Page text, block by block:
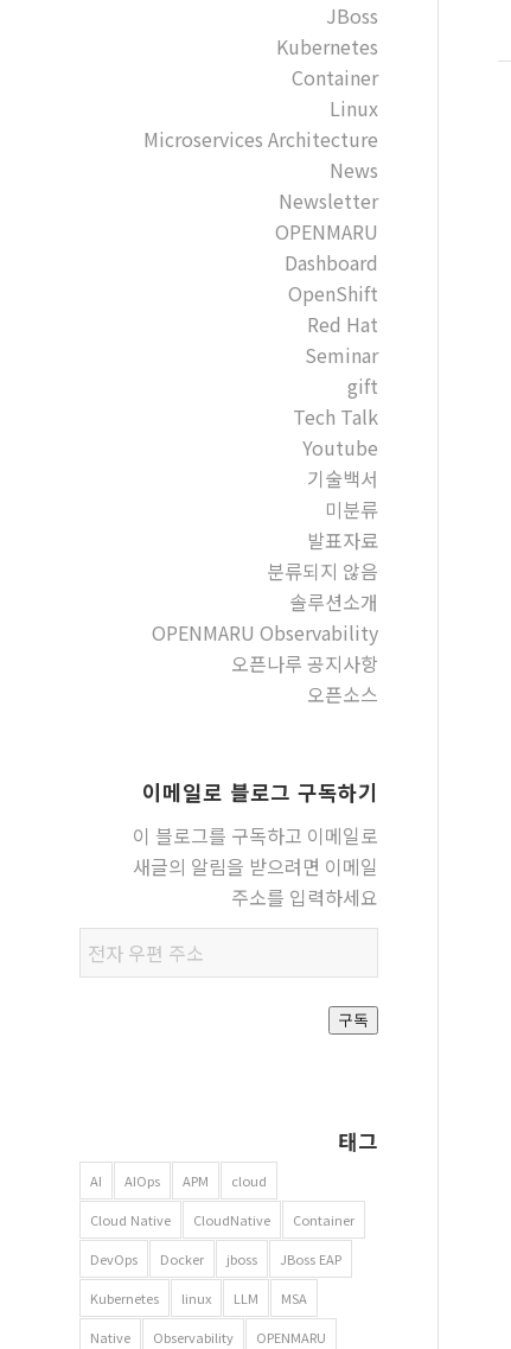
JBoss
Kubernetes
Container
Linux
Microservices Architecture
News
Newsletter
OPENMARU
Dashboard
OpenShift
Red Hat
Seminar
gift
Tech Talk
Youtube
기술백서
미분류
발표자료
분류되지 않음
솔루션소개
OPENMARU Observability
오픈나루 공지사항
오픈소스
이메일로 블로그 구독하기
이 블로그를 구독하고 이메일로
새글의 알림을 받으려면 이메일
주소를 입력하세요
우편
주소
구독
태그
AI AIOps APM cloud
Cloud Native CloudNative Container
DevOps Docker jboss JBoss EAP
Kubernetes linux LLM MSA
Native Observability OPENMARU